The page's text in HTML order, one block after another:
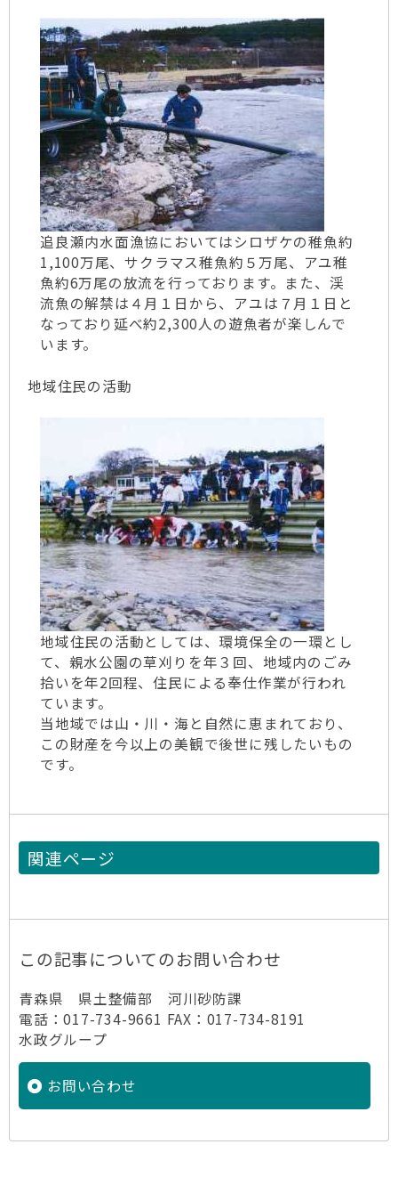
追良瀬内水面漁協においてはシロザケの稚魚約
1,100万尾、サクラマス稚魚約５万尾、アユ稚
魚約6万尾の放流を行っております。また、渓
流魚の解禁は４月１日から、アユは７月１日と
なっており延べ約2,300人の遊魚者が楽しんで
います。
地域住民の活動
地域住民の活動としては、環境保全の一環とし
て、親水公園の草刈りを年３回、地域内のごみ
拾いを年2回程、住民による奉仕作業が行われ
ています。
当地域では山・川・海と自然に恵まれており、
この財産を今以上の美観で後世に残したいもの
です。
関連ページ
この記事についてのお問い合わせ
青森県 県土整備部 河川砂防課
電話：017-734-9661 FAX：017-734-8191
水政グループ
お問い合わせ